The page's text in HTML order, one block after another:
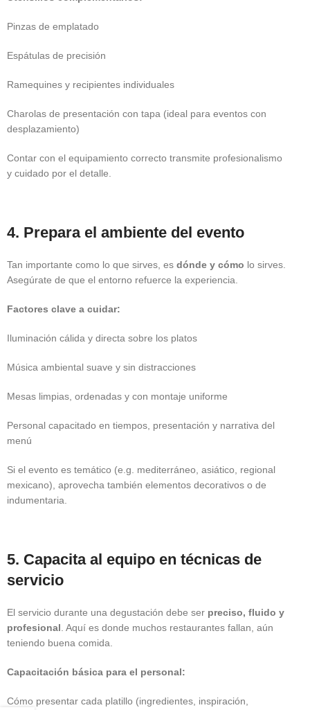
Pinzas de emplatado
Espátulas de precisión
Ramequines y recipientes individuales
Charolas de presentación con tapa (ideal para eventos con
desplazamiento)
Contar con el equipamiento correcto transmite profesionalismo
y cuidado por el detalle.
4. Prepara el ambiente del evento
Tan importante como lo que sirves, es dónde y cómo lo sirves.
Asegúrate de que el entorno refuerce la experiencia.
Factores clave a cuidar:
Iluminación cálida y directa sobre los platos
Música ambiental suave y sin distracciones
Mesas limpias, ordenadas y con montaje uniforme
Personal capacitado en tiempos, presentación y narrativa del
menú
Si el evento es temático (e.g. mediterráneo, asiático, regional
mexicano), aprovecha también elementos decorativos o de
indumentaria.
5. Capacita al equipo en técnicas de
servicio
El servicio durante una degustación debe ser preciso, fluido y
profesional . Aquí es donde muchos restaurantes fallan, aún
teniendo buena comida.
Capacitación básica para el personal:
Cómo presentar cada platillo (ingredientes, inspiración,